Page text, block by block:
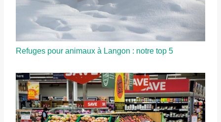
Refuges pour animaux à Langon : notre top 5